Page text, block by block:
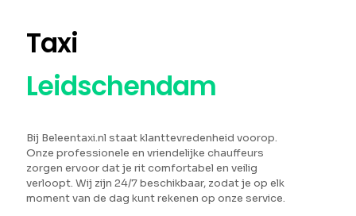
Taxi
Leidschendam
Bij Beleentaxi.nl staat klanttevredenheid voorop.
Onze professionele en vriendelijke chauffeurs
zorgen ervoor dat je rit comfortabel en veilig
verloopt. Wij zijn 24/7 beschikbaar, zodat je op elk
moment van de dag kunt rekenen op onze service.